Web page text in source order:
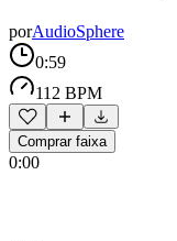
porAudioSphere
0:59
112 BPM
Comprar faixa
0:00